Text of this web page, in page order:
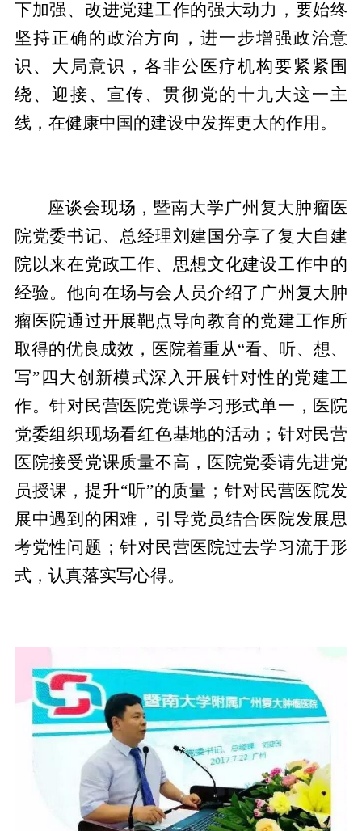
下加强、改进党建工作的强大动力，要始终
坚持正确的政治方向，进一步增强政治意
识、大局意识，各非公医疗机构要紧紧围
绕、迎接、宣传、贯彻党的十九大这一主
线，在健康中国的建设中发挥更大的作用。
座谈会现场，暨南大学广州复大肿瘤医
院党委书记、总经理刘建国分享了复大自建
院以来在党政工作、思想文化建设工作中的
经验。他向在场与会人员介绍了广州复大肿
瘤医院通过开展靶点导向教育的党建工作所
取得的优良成效，医院着重从“看、听、想、
写”四大创新模式深入开展针对性的党建工
作。针对民营医院党课学习形式单一，医院
党委组织现场看红色基地的活动；针对民营
医院接受党课质量不高，医院党委请先进党
员授课，提升“听”的质量；针对民营医院发
展中遇到的困难，引导党员结合医院发展思
考党性问题；针对民营医院过去学习流于形
式，认真落实写心得。